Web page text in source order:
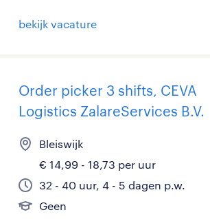
bekijk vacature
Order picker 3 shifts, CEVA
Logistics ZalareServices B.V.
Bleiswijk
€ 14,99 - 18,73 per uur
32 - 40 uur, 4 - 5 dagen p.w.
Geen